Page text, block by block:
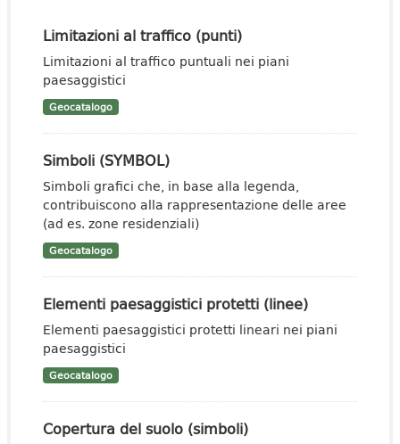
Limitazioni al traffico (punti)
Limitazioni al traffico puntuali nei piani
paesaggistici
Geocatalogo
Simboli (SYMBOL)
Simboli grafici che, in base alla legenda,
contribuiscono alla rappresentazione delle aree
(ad es. zone residenziali)
Geocatalogo
Elementi paesaggistici protetti (linee)
Elementi paesaggistici protetti lineari nei piani
paesaggistici
Geocatalogo
Copertura del suolo (simboli)